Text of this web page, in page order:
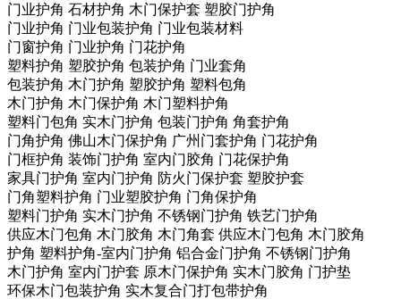
门业护角 石材护角 木门保护套 塑胶门护角
门业护角 门业包装护角 门业包装材料
门窗护角 门业护角 门花护角
塑料护角 塑胶护角 包装护角 门业套角
包装护角 木门护角 塑胶护角 塑料包角
木门护角 木门保护角 木门塑料护角
塑料门包角 实木门护角 包装门护角 角套护角
门角护角 佛山木门保护角 广州门套护角 门花护角
门框护角 装饰门护角 室内门胶角 门花保护角
家具门护角 室内门护角 防火门保护套 塑胶护套
门角塑料护角 门业塑胶护角 门角保护角
塑料门护角 实木门护角 不锈钢门护角 铁艺门护角
供应木门包角 木门胶角 木门角套 供应木门包角 木门胶角
护角 塑料护角-室内门护角 铝合金门护角 不锈钢门护角
木门护角 室内门护套 原木门保护角 实木门胶角 门护垫
环保木门包装护角 实木复合门打包带护角